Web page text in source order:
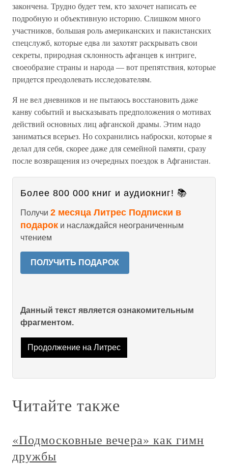
закончена. Трудно будет тем, кто захочет написать ее
подробную и объективную историю. Слишком много
участников, большая роль американских и пакистанских
спецслужб, которые едва ли захотят раскрывать свои
секреты, природная склонность афганцев к интриге,
своеобразие страны и народа — вот препятствия, которые
придется преодолевать исследователям.
Я не вел дневников и не пытаюсь восстановить даже
канву событий и высказывать предположения о мотивах
действий основных лиц афганской драмы. Этим надо
заниматься всерьез. Но сохранились наброски, которые я
делал для себя, скорее даже для семейной памяти, сразу
после возвращения из очередных поездок в Афганистан.
Более 800 000 книг и аудиокниг! 📚
Получи 2 месяца Литрес Подписки в
подарок и наслаждайся неограниченным
чтением
ПОЛУЧИТЬ ПОДАРОК
Данный текст является ознакомительным
фрагментом.
Продолжение на Литрес
Читайте также
«Подмосковные вечера» как гимн
дружбы